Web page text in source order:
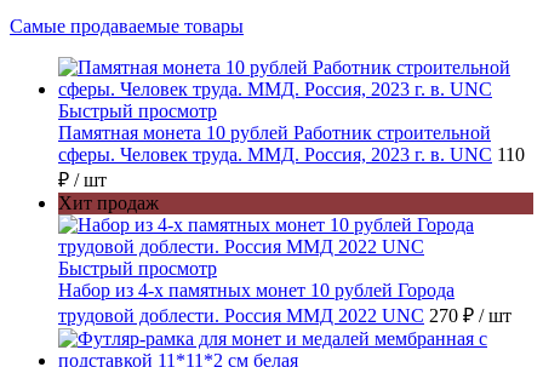
Самые продаваемые товары
Быстрый просмотр
Памятная монета 10 рублей Работник строительной
сферы. Человек труда. ММД. Россия, 2023 г. в. UNC 110
₽ / шт
Хит продаж
Быстрый просмотр
Набор из 4-х памятных монет 10 рублей Города
трудовой доблести. Россия ММД 2022 UNC 270 ₽ / шт